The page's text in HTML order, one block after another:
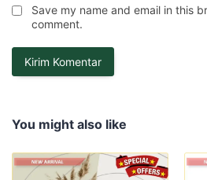
Save my name and email in this
comment.
You might also like